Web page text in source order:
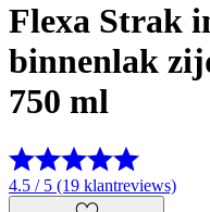
Flexa Strak
binnenlak
750 ml
4.5 / 5 (19 klantreviews)